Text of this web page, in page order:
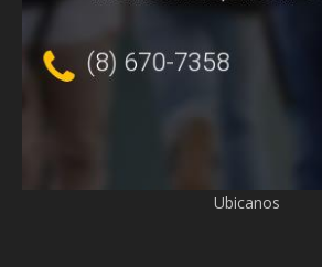
Ubicanos